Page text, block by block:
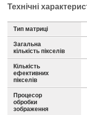
Технічні
Тип матриці
Загальна
кількість пікселів
Кількість
ефективних
пікселів
Процесор
обробки
зображення